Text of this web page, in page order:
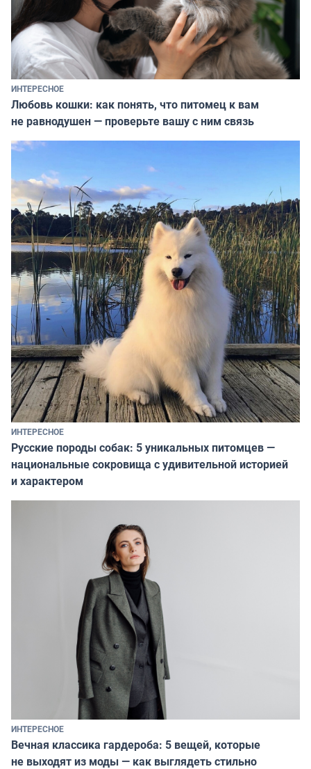
ИНТЕРЕСНОЕ
Любовь кошки: как понять, что питомец к вам
не равнодушен — проверьте вашу с ним связь
ИНТЕРЕСНОЕ
Русские породы собак: 5 уникальных питомцев —
национальные сокровища с удивительной историей
и характером
ИНТЕРЕСНОЕ
Вечная классика гардероба: 5 вещей, которые
не выходят из моды — как выглядеть стильно